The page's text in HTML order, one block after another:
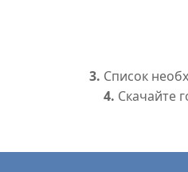
3. Список
4. Скачайте